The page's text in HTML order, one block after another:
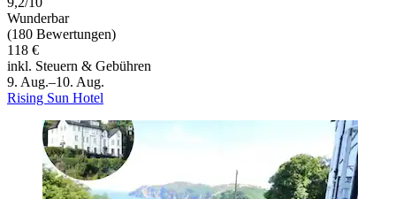
Wunderbar
(180 Bewertungen)
118 €
inkl. Steuern & Gebühren
9. Aug.–10. Aug.
Rising Sun Hotel